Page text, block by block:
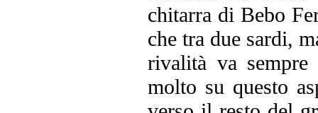
chitarra di Bebo
che tra due sardi,
rivalità va sempre
molto su questo